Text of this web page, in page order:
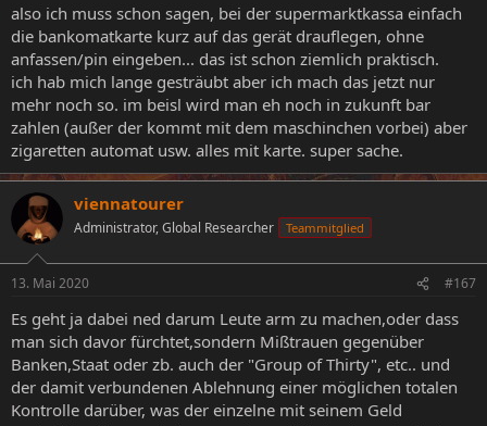
also ich muss schon sagen, bei der supermarktkassa einfach
die bankomatkarte kurz auf das gerät drauflegen, ohne
anfassen/pin eingeben... das ist schon ziemlich praktisch.
ich hab mich lange gesträubt aber ich mach das jetzt nur
mehr noch so. im beisl wird man eh noch in zukunft bar
zahlen (außer der kommt mit dem maschinchen vorbei) aber
zigaretten automat usw. alles mit karte. super sache.
viennatourer
Administrator, Global Researcher Teammitglied
13. Mai 2020 #167
Es geht ja dabei ned darum Leute arm zu machen,oder dass
man sich davor fürchtet,sondern Mißtrauen gegenüber
Banken,Staat oder zb. auch der "Group of Thirty", etc.. und
der damit verbundenen Ablehnung einer möglichen totalen
Kontrolle darüber, was der einzelne mit seinem Geld